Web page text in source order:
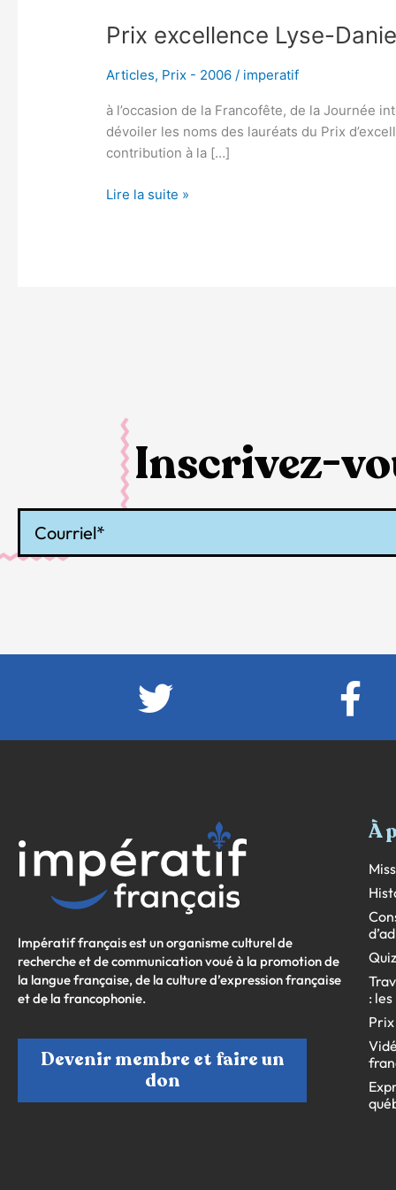
Prix excellence Lyse-
Articles, Prix - 2006 / imperatif
à l’occasion de la Francofête, de la Journée
dévoiler les noms des lauréats du Prix
contribution à la […]
Lire la suite »
Inscrivez-
Impératif français est un organisme culturel de
recherche et de communication voué à la promotion de
la langue française, de la culture d’expression française
et de la francophonie.
Devenir membre et faire un
don
À
: